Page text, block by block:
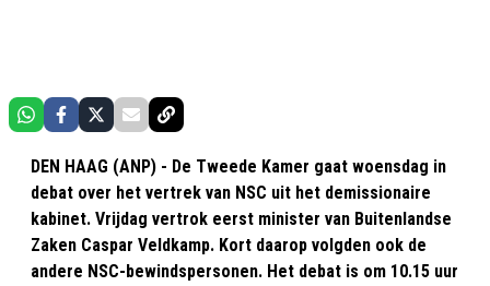
DEN HAAG (ANP) - De Tweede Kamer gaat woensdag in
debat over het vertrek van NSC uit het demissionaire
kabinet. Vrijdag vertrok eerst minister van Buitenlandse
Zaken Caspar Veldkamp. Kort daarop volgden ook de
andere NSC-bewindspersonen. Het debat is om 10.15 uur